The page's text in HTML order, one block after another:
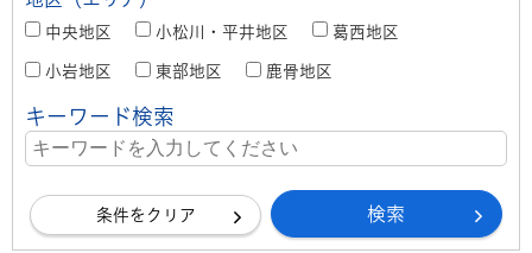
中央地区 小松川・平井地区 葛西地区
小岩地区 東部地区 鹿骨地区
キーワード検索
条件をクリア